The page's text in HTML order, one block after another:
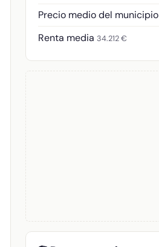
Precio medio del municipio
Renta media 34.212 €